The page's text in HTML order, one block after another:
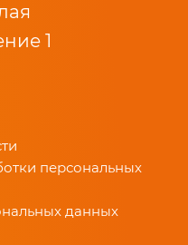
1
персональных
данных